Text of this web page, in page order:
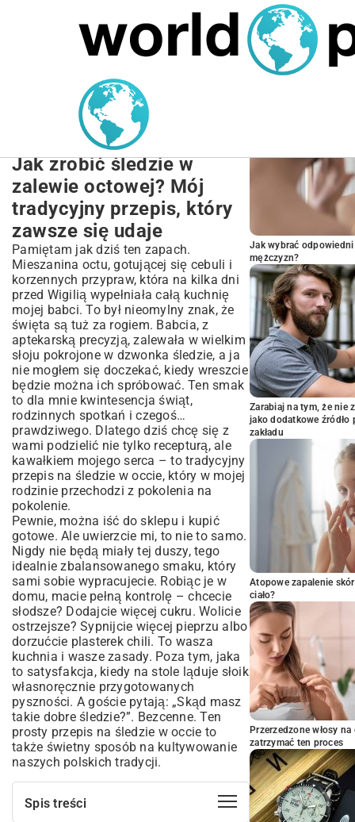
MARIUSZ ŁAMAGA 27.09.2025
Przepis na śledzie w
occie: Tradycyjny sposób
krok po kroku
Jak zrobić śledzie w
zalewie octowej? Mój
tradycyjny przepis, który
zawsze się udaje
Pamiętam jak dziś ten zapach.
Mieszanina octu, gotującej się cebuli i
korzennych przypraw, która na kilka dni
przed Wigilią wypełniała całą kuchnię
mojej babci. To był nieomylny znak, że
święta są tuż za rogiem. Babcia, z
aptekarską precyzją, zalewała w wielkim
słoju pokrojone w dzwonka śledzie, a ja
nie mogłem się doczekać, kiedy wreszcie
będzie można ich spróbować. Ten smak
to dla mnie kwintesencja świąt,
rodzinnych spotkań i czegoś…
prawdziwego. Dlatego dziś chcę się z
wami podzielić nie tylko recepturą, ale
kawałkiem mojego serca – to tradycyjny
przepis na śledzie w occie, który w mojej
rodzinie przechodzi z pokolenia na
pokolenie.
Pewnie, można iść do sklepu i kupić
gotowe. Ale uwierzcie mi, to nie to samo.
Nigdy nie będą miały tej duszy, tego
idealnie zbalansowanego smaku, który
sami sobie wypracujecie. Robiąc je w
domu, macie pełną kontrolę – chcecie
słodsze? Dodajcie więcej cukru. Wolicie
ostrzejsze? Sypnijcie więcej pieprzu albo
dorzućcie plasterek chili. To wasza
kuchnia i wasze zasady. Poza tym, jaka
to satysfakcja, kiedy na stole ląduje słoik
własnoręcznie przygotowanych
pyszności. A goście pytają: „Skąd masz
takie dobre śledzie?”. Bezcenne. Ten
prosty przepis na śledzie w occie to
także świetny sposób na kultywowanie
naszych polskich tradycji.
Spis treści
Jak wybrać
mężczyzn?
Zarabiaj na tym, że nie
jako dodatkowe
zakładu
Atopowe zapalenie
ciało?
Przerzedzone włosy
zatrzymać ten proces